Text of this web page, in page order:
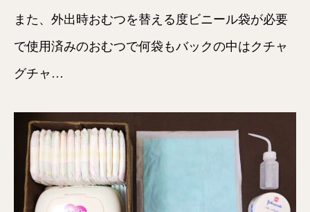
また、外出時おむつを替える度ビニール袋が必要
で使用済みのおむつで何袋もバックの中はクチャ
グチャ…